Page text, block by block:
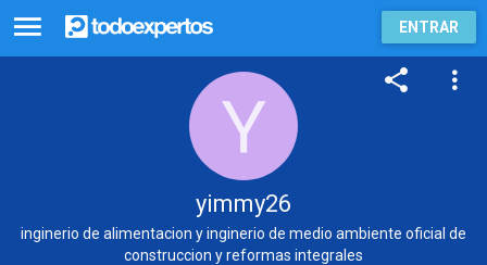
ENTRAR
yimmy26
inginerio de alimentacion y inginerio de medio ambiente oficial de
construccion y reformas integrales